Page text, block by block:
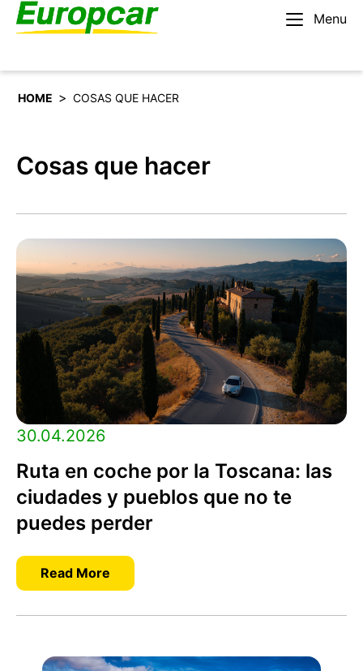
Menu
Español
HOME > COSAS QUE HACER
Cosas que hacer
30.04.2026
Ruta en coche por la Toscana: las
ciudades y pueblos que no te
puedes perder
Read More